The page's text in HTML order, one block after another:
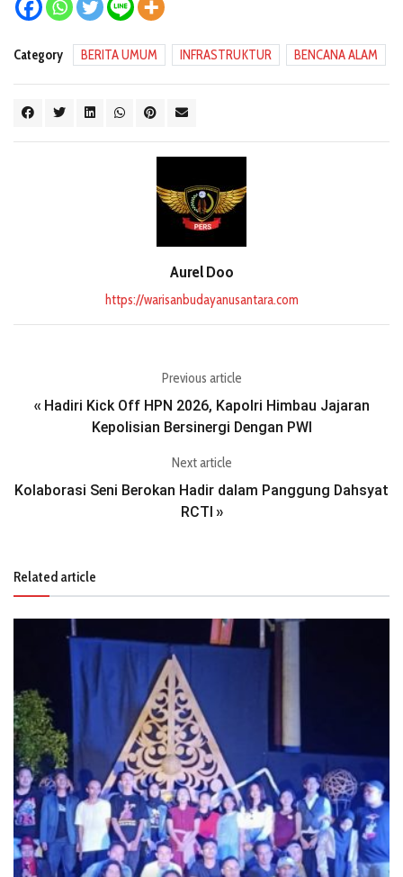
Category BERITA UMUM INFRASTRUKTUR BENCANA ALAM
Aurel Doo
https://warisanbudayanusantara.com
Previous article
« Hadiri Kick Off HPN 2026, Kapolri Himbau Jajaran
Kepolisian Bersinergi Dengan PWI
Next article
Kolaborasi Seni Berokan Hadir dalam Panggung Dahsyat
RCTI »
Related article